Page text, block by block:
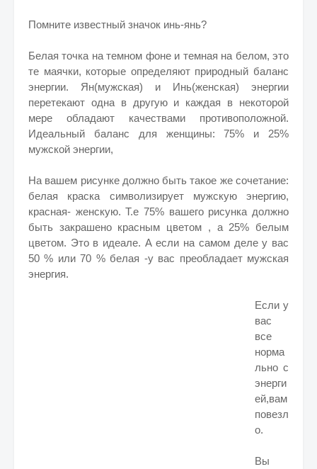
Помните известный значок инь-янь?
Белая точка на темном фоне и темная на белом, это
те маячки, которые определяют природный баланс
энергии. Ян(мужская) и Инь(женская) энергии
перетекают одна в другую и каждая в некоторой
мере обладают качествами противоположной.
Идеальный баланс для женщины: 75% и 25%
мужской энергии,
На вашем рисунке должно быть такое же сочетание:
белая краска символизирует мужскую энергию,
красная- женскую. Т.е 75% вашего рисунка должно
быть закрашено красным цветом , а 25% белым
цветом. Это в идеале. А если на самом деле у вас
50 % или 70 % белая -у вас преобладает мужская
энергия.
Если у
вас
все
норма
льно с
энерги
ей,вам
повезл
о.
Вы